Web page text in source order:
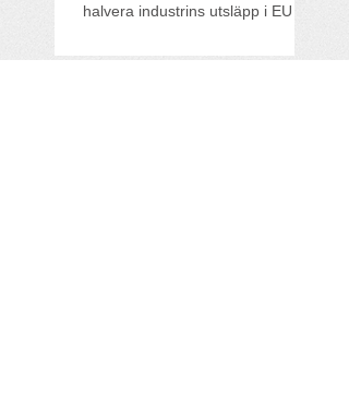
halvera industrins utsläpp i EU